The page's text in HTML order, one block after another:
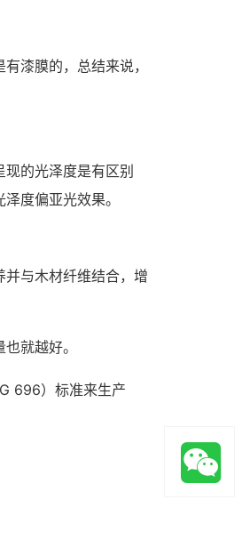
漆膜的，总结来说，
的光泽度是有区别
度偏亚光效果。
与木材纤维结合，增
就越好。
696）标准来生产